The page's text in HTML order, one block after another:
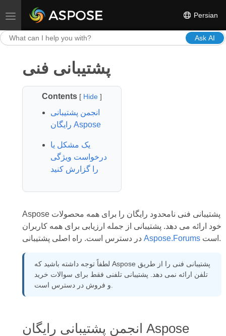
Toggle navigation Persian
Ask AI
پشتیبانی فنی
Contents [ Hide]
انجمن پشتیبانی
رایگان Aspose
یک مشکل یا
درخواست ویژگی
را گزارش کنید
Aspose پشتیبانی فنی نامحدود رایگان را برای همه محصولات
خود ارائه می دهد. پشتیبانی از جمله ارزیابی برای همه کاربران
در دسترس است. راه اصلی پشتیبانی Aspose.Forums است.
لطفاً توجه داشته باشید که Aspose پشتیبانی فنی را از طریق
تلفن ارائه نمی دهد. پشتیبانی تلفنی فقط برای سوالات خرید
انجمن پشتیبانی رایگان Aspose